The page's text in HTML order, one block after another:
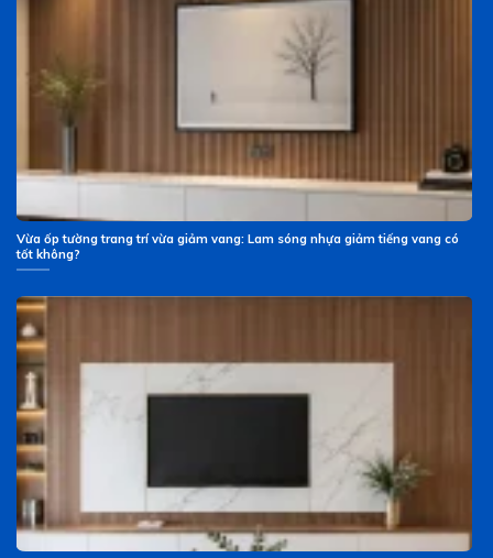
Vừa ốp tường trang trí vừa giảm vang: Lam sóng nhựa giảm tiếng vang có
tốt không?